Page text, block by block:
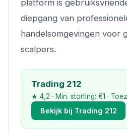
platform is
diepgang van
handelsomgevingen voor
scalpers.
Trading 212
★ 4,2 · Min. storting: €1 ·
Bekijk bij Trading 212